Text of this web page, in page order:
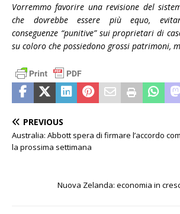
Vorremmo favorire una revisione del
che dovrebbe essere più equo,
conseguenze “punitive” sui proprietari di
su coloro che possiedono grossi patrimoni,
PREVIOUS
Australia: Abbott spera di firmare l’accordo
la prossima settimana
Nuova Zelanda: economia in